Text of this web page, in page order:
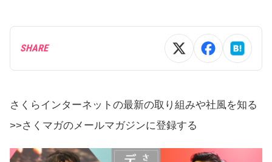
SHARE
さくらインターネットの最新の取り組みや社風を知る
>>さくマガのメールマガジンに登録する